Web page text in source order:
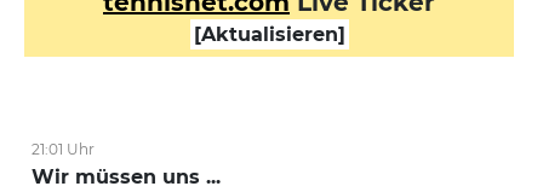
Break gewonnen
1. Satz
[Aktualisieren]
21:01 Uhr
Wir müssen uns ...